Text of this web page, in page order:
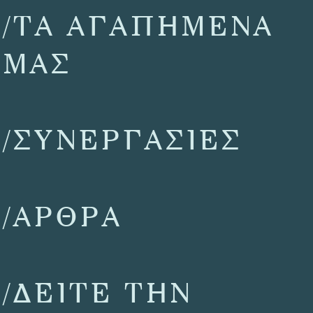
/ΤΑ ΑΓΑΠΗΜΕΝΑ
ΜΑΣ
/ΣΥΝΕΡΓΑΣΙΕΣ
/ΑΡΘΡΑ
/ΔΕΙΤΕ ΤΗΝ